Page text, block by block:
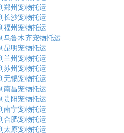
郑州宠物托运
长沙宠物托运
福州宠物托运
乌鲁木齐宠物托运
昆明宠物托运
兰州宠物托运
苏州宠物托运
无锡宠物托运
南昌宠物托运
贵阳宠物托运
南宁宠物托运
合肥宠物托运
太原宠物托运